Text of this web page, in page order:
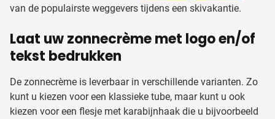
van de populairste weggevers tijdens een skivakantie.
Laat uw zonnecrème met logo en/of
tekst bedrukken
De zonnecrème is leverbaar in verschillende varianten. Zo
kunt u kiezen voor een klassieke tube, maar kunt u ook
kiezen voor een flesje met karabijnhaak die u bijvoorbeeld